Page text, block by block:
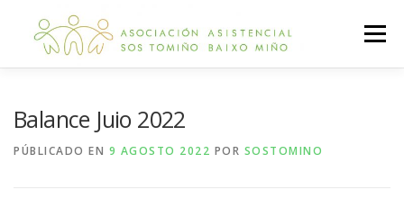
contenido
Menú
Balance Juio 2022
PÚBLICADO EN 9 AGOSTO 2022 POR SOSTOMINO